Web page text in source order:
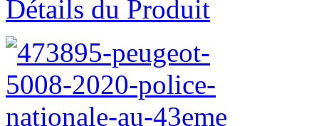
Détails du Produit